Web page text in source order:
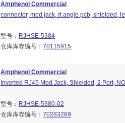
Amphenol Commercial
connector, mod jack, rt angle pcb, shielded,
型号： RJHSE-5384
仓库库存编号： 70115915
Amphenol Commercial
Inverted RJ45 Mod Jack, Shielded, 2 Port,
型号： RJHSE-5380-02
仓库库存编号： 70283269